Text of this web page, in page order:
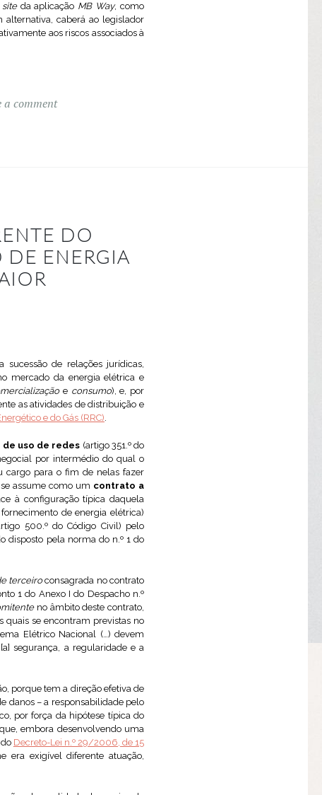
siteda aplicação MB Way, como
alternativa, caberá ao legislador
aos riscos associados à
a comment
DO
ENERGIA
de relações jurídicas,
mercado da energia elétrica e
e consumo), e, por
as atividades de distribuição e
e do Gás (RRC).
uso de redes (artigo 351.º do
por intermédio do qual o
cargo para o fim de nelas fazer
assume como um contrato a
à configuração típica daquela
de energia elétrica)
500.º do Código Civil) pelo
disposto pela norma do n.º 1 do
terceiroconsagrada no contrato
1 do Anexo I do Despacho n.º
no âmbito deste contrato,
quais se encontram previstas no
Elétrico Nacional (…) devem
segurança, a regularidade e a
porque tem a direção efetiva de
danos – a responsabilidade pelo
por força da hipótese típica do
embora desenvolvendo uma
Decreto-Lei n.º 29/2006, de 15
era exigível diferente atuação,